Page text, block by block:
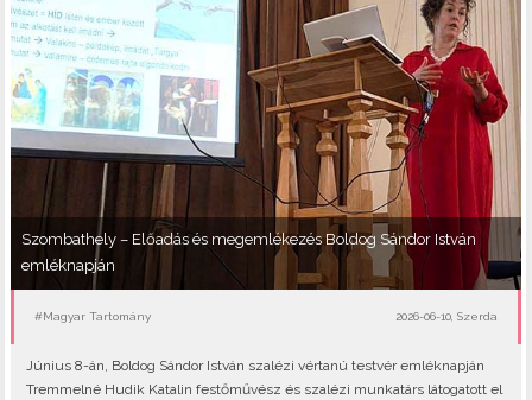
Szombathely – Előadás és megemlékezés Boldog Sándor István
emléknapján
#Magyar Tartomány 2026-06-10, Szerda
Június 8-án, Boldog Sándor István szalézi vértanú testvér emléknapján
Tremmelné Hudik Katalin festőművész és szalézi munkatárs látogatott el